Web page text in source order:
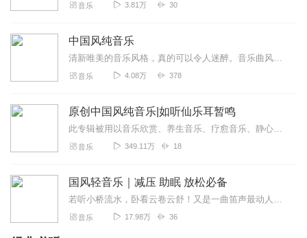
音乐 3.81万 30
中国风纯音乐
清新唯美的音乐风格，真的可以令人迷醉。音乐曲风感性多情，动人契心；惬意悠闲，扣人心弦……所有收录的乐曲为最受欢迎的中国风纯音乐，其中既有民间乐器自然古朴的原音与...
音乐 4.08万 378
原创中国风纯音乐|如听仙乐耳暂鸣
此专辑被用以音乐欣赏、养生音乐、疗愈音乐、静心音乐、书房音乐。中国音乐追求“清、静、淡、远”的意境，旋律优美的音乐能修身养性、让身...
音乐 349.11万 18
国风轻音乐｜减压 助眠 放松必备
若听小桥流水，卧看云卷云舒！又是一曲笛声最动人，别是那晚萧语绕我心！古琴一抚听万籁之声！感自然之力！奏响国乐之筝！在声音的峡谷里，灵感汲取！为你写一首动人的歌曲...
音乐 17.98万 36